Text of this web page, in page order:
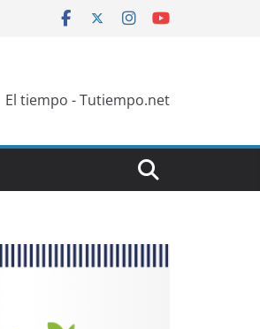
El tiempo - Tutiempo.net